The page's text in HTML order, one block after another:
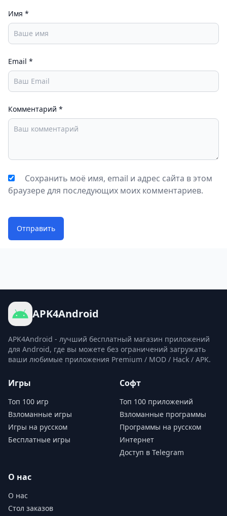
Имя *
Email *
Комментарий *
Сохранить моё имя, email и адрес сайта в этом
браузере для последующих моих комментариев.
Отправить
APK4Android
APK4Android - лучший бесплатный магазин приложений
для Android, где вы можете без ограничений загружать
ваши любимые приложения Premium / MOD / Hack / APK.
Игры
Топ 100 игр
Взломанные игры
Игры на русском
Бесплатные игры
Софт
Топ 100 приложений
Взломанные программы
Программы на русском
Интернет
Доступ в Telegram
О нас
О нас
Стол заказов